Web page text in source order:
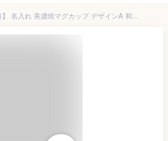
【12/11 1:59までポイント5倍】 名入れ 美濃焼マグカップ デザインA 和食器 日本製 記念品 卒業祝い 結婚記念日 ギフト クリスマス プレゼント ラッピング 無料メッセージカード 即日発送